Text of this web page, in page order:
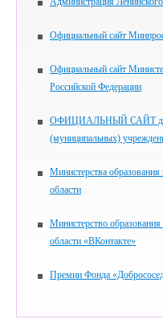
Официальный сайт
Официальный сайт
Российской Федерации
ОФИЦИАЛЬНЫЙ САЙТ для
(муниципальных)
Министерства
области
Министерство
области «ВКонтакте»
Премии Фонда